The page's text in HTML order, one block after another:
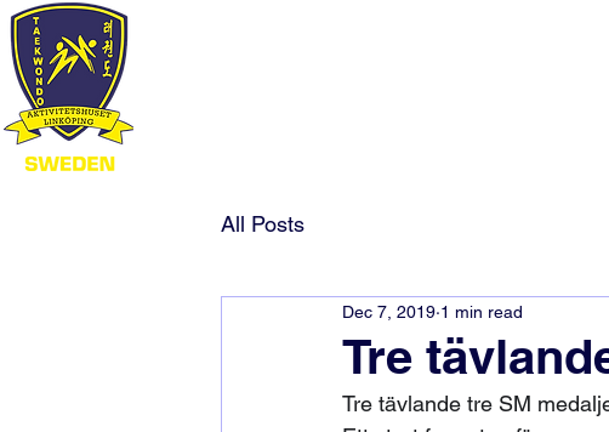
All Posts
Tre
Dec 7, 2019 1 min read
Tre tävlande tre SM